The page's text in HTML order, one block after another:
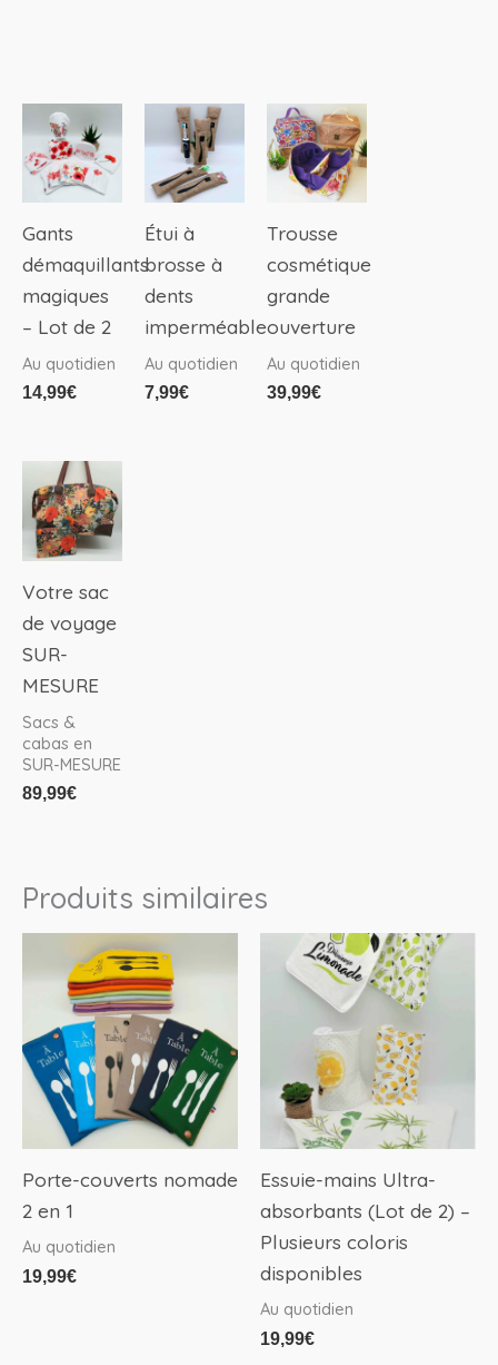
Gants
démaquillants
magiques
– Lot de 2
Au quotidien
14,99€
Étui à
brosse à
dents
imperméable
Au quotidien
7,99€
Trousse
cosmétique
grande
ouverture
Au quotidien
39,99€
Ce
produit
a
plusieurs
variations.
Les
options
peuvent
être
choisies
Votre sac
de voyage
SUR-
MESURE
Sacs &
cabas en
SUR-MESURE
89,99€
Produits similaires
Porte-couverts nomade
2 en 1
Au quotidien
19,99€
Essuie-mains Ultra-
absorbants (Lot de 2) –
Plusieurs coloris
disponibles
Au quotidien
19,99€
produit
plusieurs
variations.
Les
options
page
du